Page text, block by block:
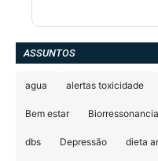
ASSUNTOS
agua alertas toxicidade
Bem estar Biorressonancia
dbs Depressão dieta